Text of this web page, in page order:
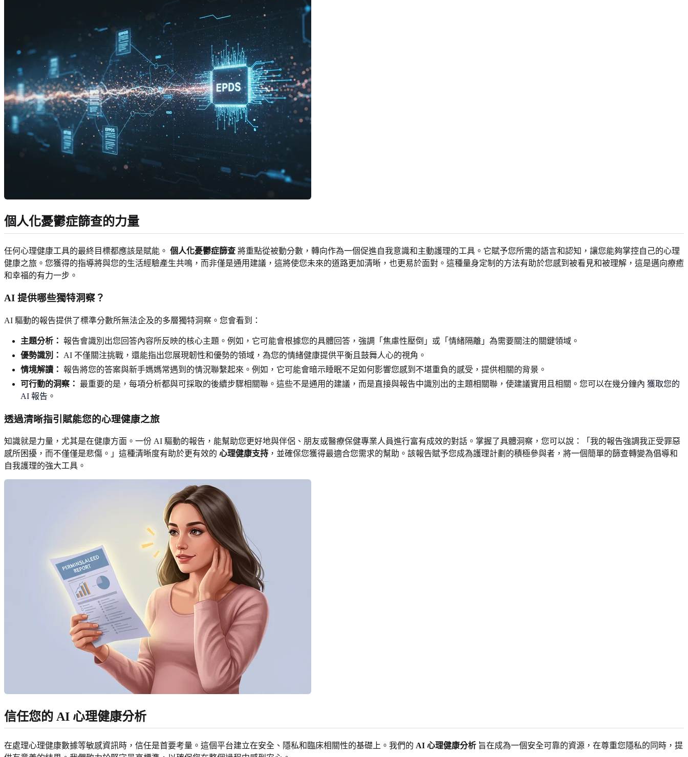
個人化憂鬱症篩查的力量
任何心理健康工具的最終目標都應該是賦能。 個人化憂鬱症篩查 將重點從被動分數，轉向作為一個促進自我意識和主動護理的工具。它賦予您所需的語言和認知，讓您能夠掌控自己的心理
健康之旅。您獲得的指導將與您的生活經驗產生共鳴，而非僅是通用建議，這將使您未來的道路更加清晰，也更易於面對。這種量身定制的方法有助於您感到被看見和被理解，這是邁向療癒
和幸福的有力一步。
AI 提供哪些獨特洞察？
AI 驅動的報告提供了標準分數所無法企及的多層獨特洞察。您會看到：
主題分析： 報告會識別出您回答內容所反映的核心主題。例如，它可能會根據您的具體回答，強調「焦慮性壓倒」或「情緒隔離」為需要關注的關鍵領域。
優勢識別：
AI 不僅關注挑戰，還能指出您展現韌性和優勢的領域，為您的情緒健康提供平衡且鼓舞人心的視角。
情境解讀： 報告將您的答案與新手媽媽常遇到的情況聯繫起來。例如，它可能會暗示睡眠不足如何影響您感到不堪重負的感受，提供相關的背景。
可行動的洞察：
最重要的是，每項分析都與可採取的後續步驟相關聯。這些不是通用的建議，而是直接與報告中識別出的主題相關聯，使建議實用且相關。您可以在幾分鐘內 獲取您的
AI 報告 。
透過清晰指引賦能您的心理健康之旅
知識就是力量，尤其是在健康方面。一份 AI 驅動的報告，能幫助您更好地與伴侶、朋友或醫療保健專業人員進行富有成效的對話。掌握了具體洞察，您可以說：「我的報告強調我正受罪惡
感所困擾，而不僅僅是悲傷。」這種清晰度有助於更有效的 心理健康支持 ，並確保您獲得最適合您需求的幫助。該報告賦予您成為護理計劃的積極參與者，將一個簡單的篩查轉變為倡導和
自我護理的強大工具。
信任您的 AI 心理健康分析
在處理心理健康數據等敏感資訊時，信任是首要考量。這個平台建立在安全、隱私和臨床相關性的基礎上。我們的 AI 心理健康分析 旨在成為一個安全可靠的資源，在尊重您隱私的同時，提